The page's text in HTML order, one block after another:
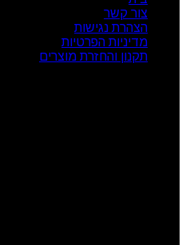
צור קשר
הצהרת נגישות
מדיניות הפרטיות
תקנון והחזרת מוצרים